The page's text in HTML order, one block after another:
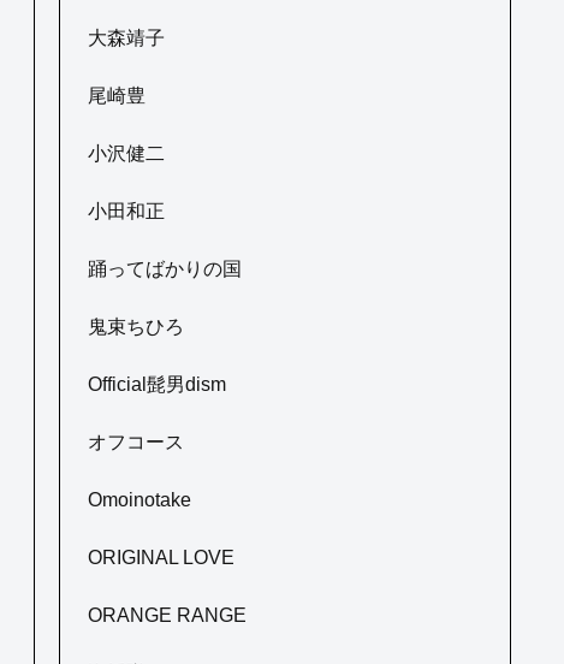
大森靖子
尾崎豊
小沢健二
小田和正
踊ってばかりの国
鬼束ちひろ
Official髭男dism
オフコース
Omoinotake
ORIGINAL LOVE
ORANGE RANGE